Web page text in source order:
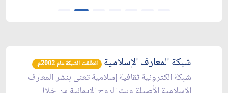
شبكة المعارف الإسلامية انطلقت الشبكة عام 2002م.
شبكة الكترونية ثقافية إسلامية تعنى بنشر المعارف